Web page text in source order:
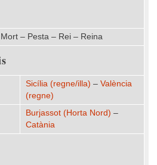
– Pesta – Rei – Reina
Sicília (regne/illa) – València
(regne)
Burjassot (Horta Nord) –
Catània